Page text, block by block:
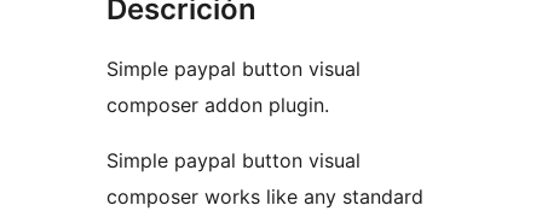
Descrición
Simple paypal button visual
composer addon plugin.
Simple paypal button visual
composer works like any standard